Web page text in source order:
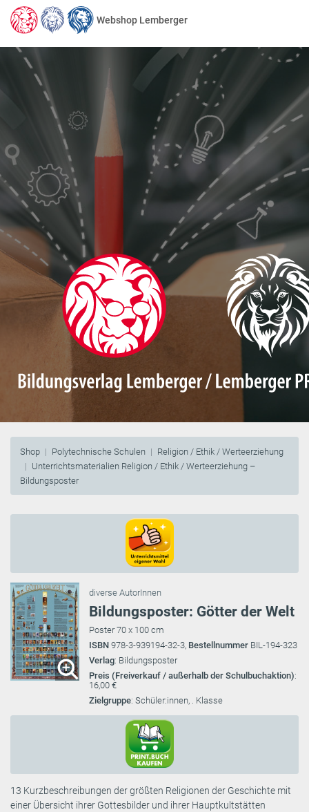
Webshop Lemberger
Shop Polytechnische Schulen
Religion / Ethik / Werteerziehung
Unterrichtsmaterialien Religion / Ethik / Werteerziehung –
Bildungsposter
diverse AutorInnen
Bildungsposter: Götter der Welt
Poster 70 x 100 cm
ISBN 978-3-939194-32-3, Bestellnummer BIL-194-323
Verlag: Bildungsposter
Preis (Freiverkauf / außerhalb der Schulbuchaktion):
16,00 €
Zielgruppe: Schüler:innen, . Klasse
13 Kurzbeschreibungen der größten Religionen der Geschichte mit
einer Übersicht ihrer Gottesbilder und ihrer Hauptkultstätten